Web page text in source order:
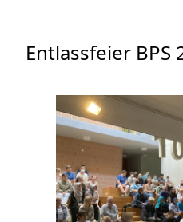
Entlassfeier BPS